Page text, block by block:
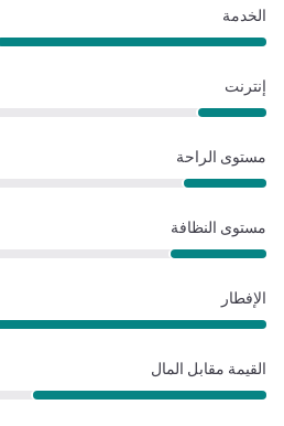
الخدمة
إنترنت
مستوى الراحة
مستوى النظافة
الإفطار
القيمة مقابل المال